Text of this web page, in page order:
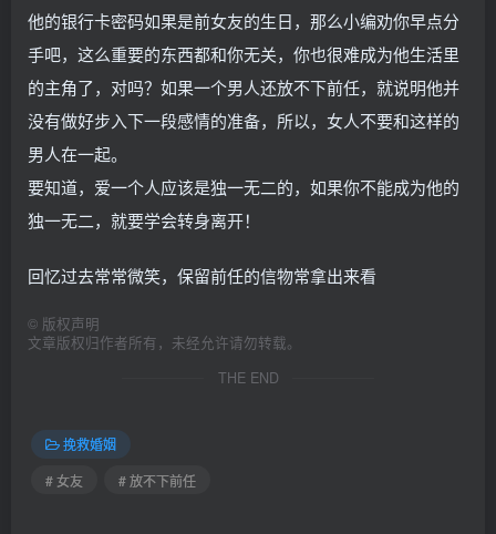
他的银行卡密码如果是前女友的生日，那么小编劝你早点分
手吧，这么重要的东西都和你无关，你也很难成为他生活里
的主角了，对吗？如果一个男人还放不下前任，就说明他并
没有做好步入下一段感情的准备，所以，女人不要和这样的
男人在一起。
要知道，爱一个人应该是独一无二的，如果你不能成为他的
独一无二，就要学会转身离开！
回忆过去常常微笑，保留前任的信物常拿出来看
© 版权声明
文章版权归作者所有，未经允许请勿转载。
THE END
挽救婚姻
# 女友
# 放不下前任